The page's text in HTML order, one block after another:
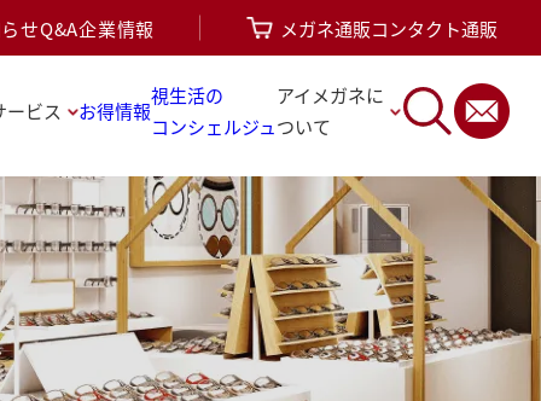
せQ&A企業情報 メガネ通販コンタクト通販
ービス お得情報
視生活の
コンシェルジュ
アイメガネに
ついて